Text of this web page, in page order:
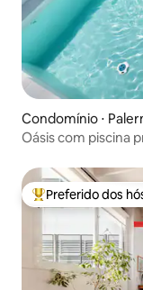
Condomínio ⋅
Oásis com piscina
Entre os melhores
Preferido dos